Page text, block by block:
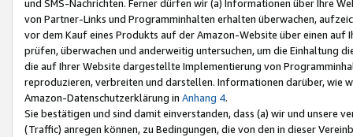
und SMS-Nachrichten. Ferner dürfen wir (a) Informationen über Ihre
von Partner-Links und Programminhalten erhalten überwachen,
vor dem Kauf eines Produkts auf der Amazon-Website über einen
prüfen, überwachen und anderweitig untersuchen, um die Einhaltung
die auf Ihrer Website dargestellte Implementierung von
reproduzieren, verbreiten und darstellen. Informationen darüber, wie
Amazon-Datenschutzerklärung in Anhang 4.
Sie bestätigen und sind damit einverstanden, dass (a) wir und
(Traffic) anregen können, zu Bedingungen, die von den in dieser